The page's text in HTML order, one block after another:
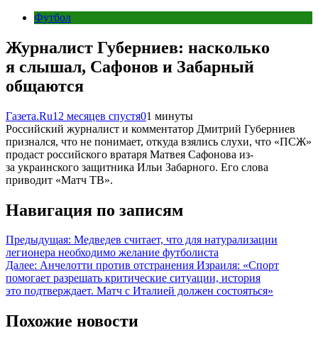
Футбол
Журналист Губерниев: насколько
я слышал, Сафонов и Забарный
общаются
Газета.Ru12 месяцев спустя01 минуты
Российский журналист и комментатор Дмитрий Губерниев
признался, что не понимает, откуда взялись слухи, что «ПСЖ»
продаст российского вратаря Матвея Сафонова из-
за украинского защитника Ильи Забарного. Его слова
приводит «Матч ТВ».
Навигация по записям
Предыдущая: Медведев считает, что для натурализации
легионера необходимо желание футболиста
Далее: Анчелотти против отстранения Израиля: «Спорт
помогает разрешать критические ситуации, история
это подтверждает. Матч с Италией должен состояться»
Похожие новости